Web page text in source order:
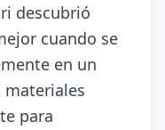
descubrió
cuando se
en un
materiales
para